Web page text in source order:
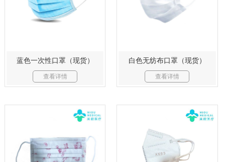
蓝色一次性口罩（现货）
查看详情
白色无纺布口罩（现货）
查看详情